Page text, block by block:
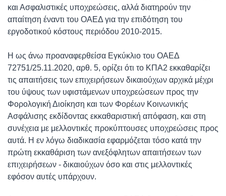
και Ασφαλιστικές υποχρεώσεις, αλλά διατηρούν την
απαίτηση έναντι του ΟΑΕΔ για την επιδότηση του
εργοδοτικού κόστους περιόδου 2010-2015.
Η ως άνω προαναφερθείσα Εγκύκλιο του ΟΑΕΔ
72751/25.11.2020, αρθ. 5, ορίζει ότι το ΚΠΑ2 εκκαθαρίζει
τις απαιτήσεις των επιχειρήσεων δικαιούχων αρχικά μέχρι
του ύψους των υφιστάμενων υποχρεώσεων προς την
Φορολογική Διοίκηση και των Φορέων Κοινωνικής
Ασφάλισης εκδίδοντας εκκαθαριστική απόφαση, και στη
συνέχεια με μελλοντικές προκύπτουσες υποχρεώσεις προς
αυτά. Η εν λόγω διαδικασία εφαρμόζεται τόσο κατά την
πρώτη εκκαθάριση των ανεξόφλητων απαιτήσεων των
επιχειρήσεων - δικαιούχων όσο και στις μελλοντικές
εφόσον αυτές υπάρχουν.